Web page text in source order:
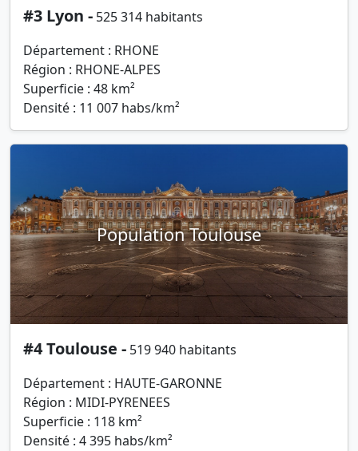
#3 Lyon - 525 314 habitants
Département : RHONE
Région : RHONE-ALPES
Superficie : 48 km²
Densité : 11 007 habs/km²
Population Toulouse
#4 Toulouse - 519 940 habitants
Département : HAUTE-GARONNE
Région : MIDI-PYRENEES
Superficie : 118 km²
Densité : 4 395 habs/km²